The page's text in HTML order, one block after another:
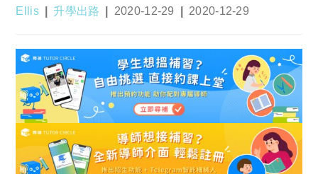
Post
Ellis
Post
升學出路
Post
2020-12-29
Post
2020-12-29